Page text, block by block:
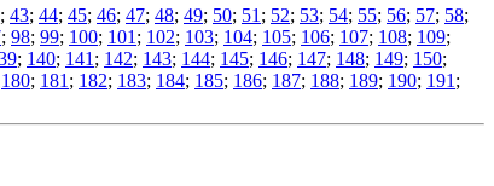
; 43; 44; 45; 46; 47; 48; 49; 50; 51 ; 52; 53; 54; 55; 56; 57; 58;
; 98; 99; 100; 101 ; 102; 103; 104; 105; 106; 107; 108; 109;
; 140; 141 ; 142; 143; 144; 145; 146; 147; 148; 149; 150;
180; 181 ; 182; 183; 184; 185; 186; 187; 188; 189; 190; 191 ;